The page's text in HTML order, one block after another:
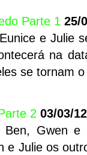
Parte 1 25/
e Julie
na
se tornam
2 03/03/12
Gwen e
e Julie os